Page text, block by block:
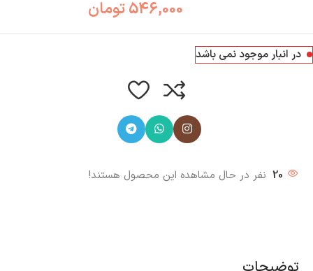
546,000تومان
در انبار موجود نمی باشد
20 نفر در حال مشاهده این محصول هستند!